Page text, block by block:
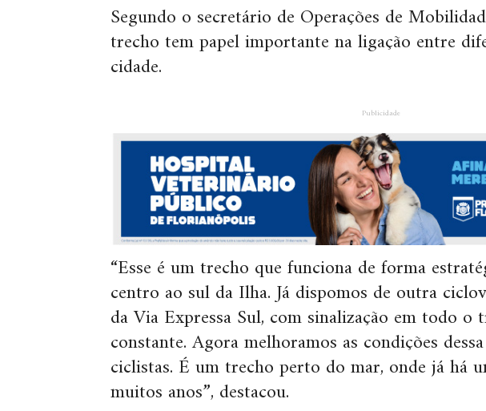
Segundo o secretário de Operações de
trecho tem papel importante na ligação entre
cidade.
Publicidade
“Esse é um trecho que funciona de forma
centro ao sul da Ilha. Já dispomos de outra
da Via Expressa Sul, com sinalização em todo o
constante. Agora melhoramos as condições
ciclistas. É um trecho perto do mar, onde já há
muitos anos”, destacou.